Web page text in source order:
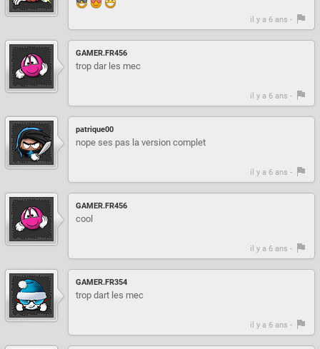
il y a 6 ans -
GAMER.FR456
trop dar les mec
il y a 6 ans -
patrique00
nope ses pas la version complet
il y a 6 ans -
GAMER.FR456
cool
il y a 6 ans -
GAMER.FR354
trop dart les mec
il y a 6 ans -